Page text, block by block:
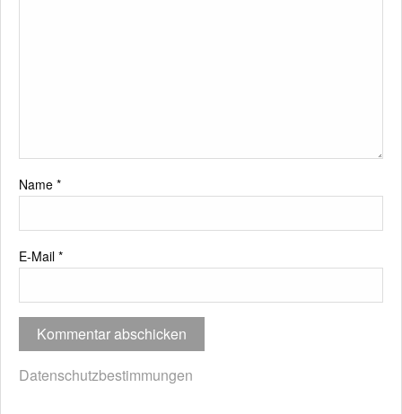
Name *
E-Mail *
Datenschutzbestimmungen